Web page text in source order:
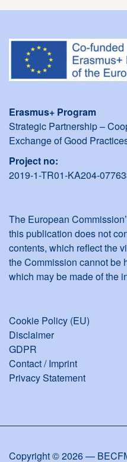
Erasmus+ Program
Strategic Partnership –
Exchange of Good
Project no:
2019-1-TR01-KA204-
The European
this publication does not
contents, which reflect the
the Commission cannot be
which may be made of the
Cookie Policy (EU)
Disclaimer
GDPR
Contact / Imprint
Privacy Statement
Copyright © 2026 —